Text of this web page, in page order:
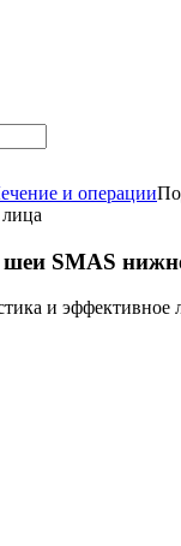
и операции
SMAS
и эффективное